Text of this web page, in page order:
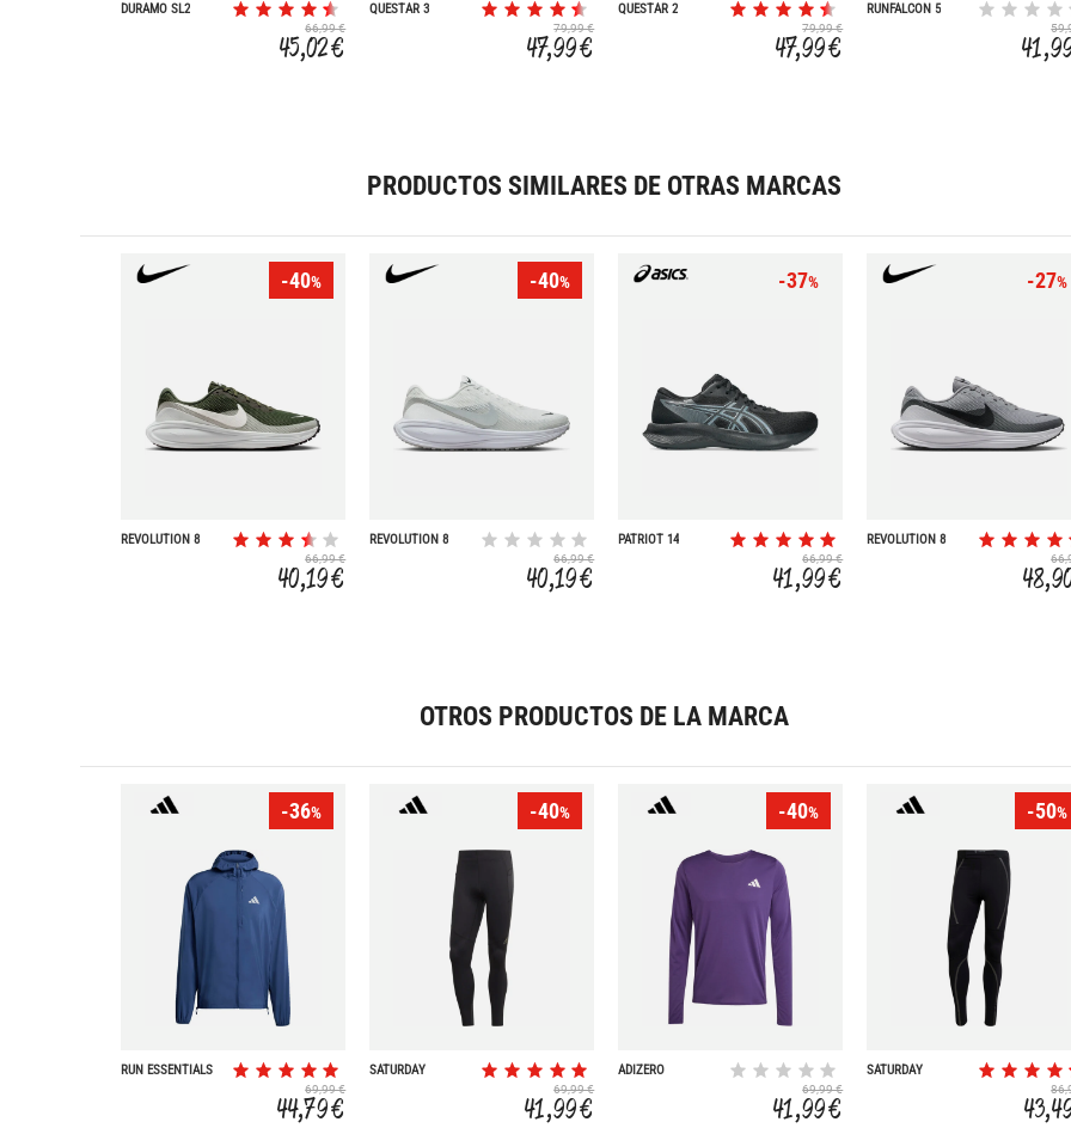
DURAMO SL2
66,99 €
45,02 €
QUESTAR 3
79,99 €
47,99 €
QUESTAR 2
79,99 €
47,99 €
RUNFALCON 5
PRODUCTOS SIMILARES DE OTRAS MARCAS
-40%
REVOLUTION 8
66,99 €
40,19 €
-40%
REVOLUTION 8
66,99 €
40,19 €
-37%
PATRIOT 14
66,99 €
41,99 €
-27%
REVOLUTION 8
OTROS PRODUCTOS DE LA MARCA
-36%
RUN ESSENTIALS
69,99 €
44,79 €
-40%
SATURDAY
69,99 €
41,99 €
-40%
ADIZERO
69,99 €
41,99 €
-50%
SATURDAY